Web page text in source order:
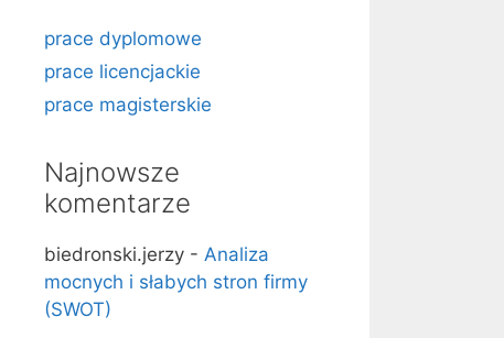
prace dyplomowe
prace licencjackie
prace magisterskie
Najnowsze
komentarze
biedronski.jerzy - Analiza
mocnych i słabych stron firmy
(SWOT)